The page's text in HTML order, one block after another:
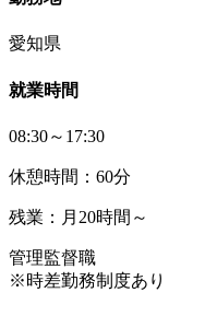
愛知県
就業時間
08:30～17:30
休憩時間：60分
残業：月20時間～
管理監督職
※時差勤務制度あり